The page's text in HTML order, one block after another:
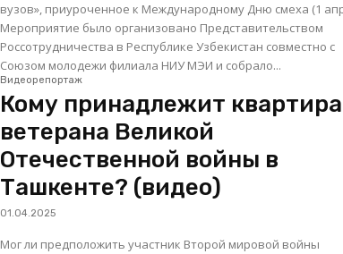
вузов», приуроченное к Международному Дню смеха (1
Мероприятие было организовано Представительством
Россотрудничества в Республике Узбекистан совместно с
Союзом молодежи филиала НИУ МЭИ и собрало...
Видеорепортаж
Кому принадлежит квартира
ветерана Великой
Отечественной войны в
Ташкенте? (видео)
01.04.2025
Мог ли предположить участник Второй мировой войны